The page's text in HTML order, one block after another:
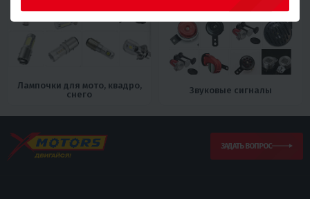
Лампочки для мото, квадро,
снего
Звуковые сигналы
ЗАДАТЬ ВОПРОС